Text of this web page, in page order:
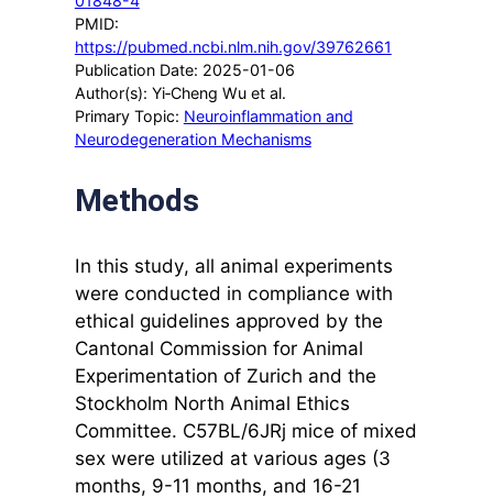
PMID:
https://pubmed.ncbi.nlm.nih.gov/39762661
Publication Date: 2025-01-06
Author(s): Yi‐Cheng Wu et al.
Primary Topic: Neuroinflammation and
Neurodegeneration Mechanisms
Methods
In this study, all animal experiments
were conducted in compliance with
ethical guidelines approved by the
Cantonal Commission for Animal
Experimentation of Zurich and the
Stockholm North Animal Ethics
Committee. C57BL/6JRj mice of mixed
sex were utilized at various ages (3
months, 9-11 months, and 16-21